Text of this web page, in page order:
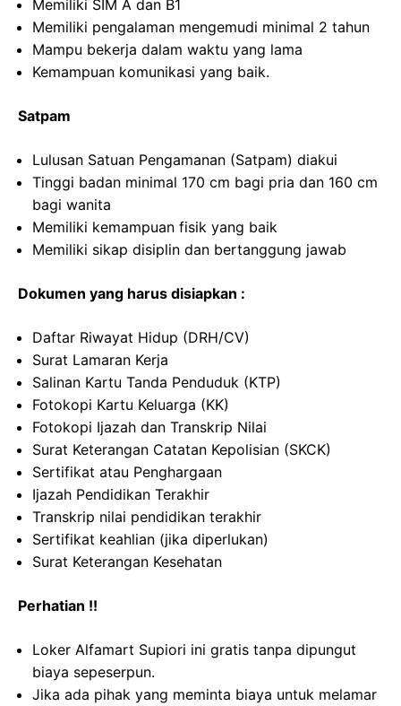
Memiliki SIM A dan B1
Memiliki pengalaman mengemudi minimal 2 tahun
Mampu bekerja dalam waktu yang lama
Kemampuan komunikasi yang baik.
Satpam
Lulusan Satuan Pengamanan (Satpam) diakui
Tinggi badan minimal 170 cm bagi pria dan 160 cm
bagi wanita
Memiliki kemampuan fisik yang baik
Memiliki sikap disiplin dan bertanggung jawab
Dokumen yang harus disiapkan :
Daftar Riwayat Hidup (DRH/CV)
Surat Lamaran Kerja
Salinan Kartu Tanda Penduduk (KTP)
Fotokopi Kartu Keluarga (KK)
Fotokopi Ijazah dan Transkrip Nilai
Surat Keterangan Catatan Kepolisian (SKCK)
Sertifikat atau Penghargaan
Ijazah Pendidikan Terakhir
Transkrip nilai pendidikan terakhir
Sertifikat keahlian (jika diperlukan)
Surat Keterangan Kesehatan
Perhatian !!
Loker Alfamart Supiori ini gratis tanpa dipungut
biaya sepeserpun.
Jika ada pihak yang meminta biaya untuk melamar